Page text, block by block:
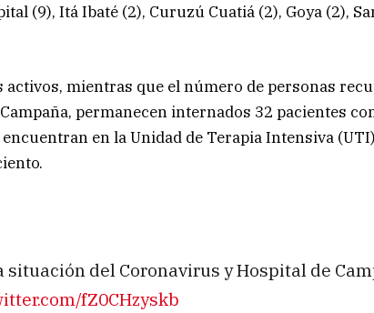
(9), Itá Ibaté (2), Curuzú Cuatiá (2), Goya (2),
activos, mientras que el número de personas
permanecen internados 32 pacientes
encuentran en la Unidad de Terapia Intensiva
del Coronavirus y Hospital de
fZ0CHzyskb